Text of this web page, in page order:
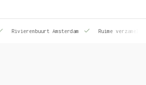
Amsterdam Ruime verzameling